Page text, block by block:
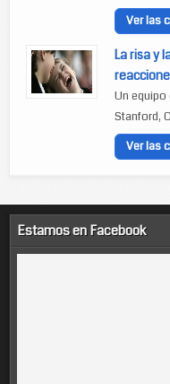
Ver las
La risa y
Un
Stanford,
Ver las
Estamos en Facebook